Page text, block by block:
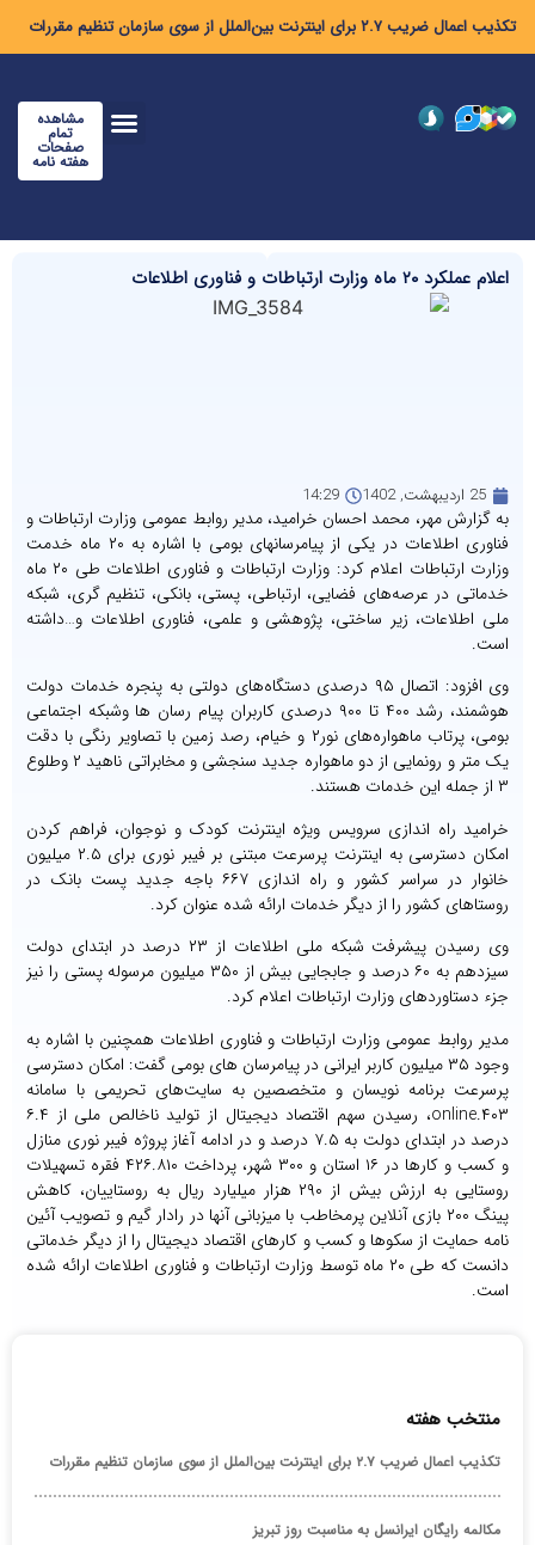
تکذیب اعمال ضریب ۲.۷ برای اینترنت بین‌الملل از سوی سازمان تنظیم مقررات
مشاهده
تمام
صفحات
هفته نامه
اعلام عملکرد ۲۰ ماه وزارت ارتباطات و فناوری اطلاعات
25 اردیبهشت, 1402 14:29
به گزارش مهر، محمد احسان خرامید، مدیر روابط عمومی وزارت ارتباطات و
فناوری اطلاعات در یکی از پیامرسانهای بومی با اشاره به ۲۰ ماه خدمت
وزارت ارتباطات اعلام کرد: وزارت ارتباطات و فناوری اطلاعات طی ۲۰ ماه
خدماتی در عرصه‌های فضایی، ارتباطی، پستی، بانکی، تنظیم گری، شبکه
ملی اطلاعات، زیر ساختی، پژوهشی و علمی، فناوری اطلاعات و…داشته
است.
وی افزود: اتصال ۹۵ درصدی دستگاه‌های دولتی به پنجره خدمات دولت
هوشمند، رشد ۴۰۰ تا ۹۰۰ درصدی کاربران پیام رسان ها وشبکه اجتماعی
بومی، پرتاب ماهواره‌های نور۲ و خیام، رصد زمین با تصاویر رنگی با دقت
یک متر و رونمایی از دو ماهواره جدید سنجشی و مخابراتی ناهید ۲ وطلوع
۳ از جمله این خدمات هستند.
خرامید راه اندازی سرویس ویژه اینترنت کودک و نوجوان، فراهم کردن
امکان دسترسی به اینترنت پرسرعت مبتنی بر فیبر نوری برای ۲.۵ میلیون
خانوار در سراسر کشور و راه اندازی ۶۶۷ باجه جدید پست بانک در
روستاهای کشور را از دیگر خدمات ارائه شده عنوان کرد.
وی رسیدن پیشرفت شبکه ملی اطلاعات از ۲۳ درصد در ابتدای دولت
سیزدهم به ۶۰ درصد و جابجایی بیش از ۳۵۰ میلیون مرسوله پستی را نیز
جزء دستاوردهای وزارت ارتباطات اعلام کرد.
مدیر روابط عمومی وزارت ارتباطات و فناوری اطلاعات همچنین با اشاره به
وجود ۳۵ میلیون کاربر ایرانی در پیامرسان های بومی گفت: امکان دسترسی
پرسرعت برنامه نویسان و متخصصین به سایت‌های تحریمی با سامانه
۴۰۳.online، رسیدن سهم اقتصاد دیجیتال از تولید ناخالص ملی از ۶.۴
درصد در ابتدای دولت به ۷.۵ درصد و در ادامه آغاز پروژه فیبر نوری منازل
و کسب و کارها در ۱۶ استان و ۳۰۰ شهر، پرداخت ۴۲۶.۸۱۰ فقره تسهیلات
روستایی به ارزش بیش از ۲۹۰ هزار میلیارد ریال به روستاییان، کاهش
پینگ ۲۰۰ بازی آنلاین پرمخاطب با میزبانی آنها در رادار گیم و تصویب آئین
نامه حمایت از سکوها و کسب و کارهای اقتصاد دیجیتال را از دیگر خدماتی
دانست که طی ۲۰ ماه توسط وزارت ارتباطات و فناوری اطلاعات ارائه شده
است.
منتخب هفته
تکذیب اعمال ضریب ۲.۷ برای اینترنت بین‌الملل از سوی سازمان تنظیم مقررات
مکالمه رایگان ایرانسل به مناسبت روز تبریز